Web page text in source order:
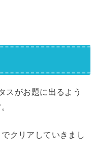
スがお題に出るよう
クリアしていきまし